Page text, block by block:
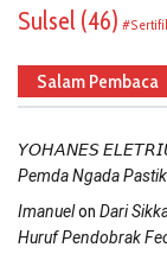
Sulsel (46)
Salam Pembaca
𝘠𝘖𝘏𝘈𝘕𝘌𝘚
Pemda Ngada
Imanuelon Dari
Huruf Pendobrak